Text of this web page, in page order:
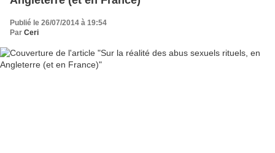
Publié le 26/07/2014 à 19:54
Par Ceri